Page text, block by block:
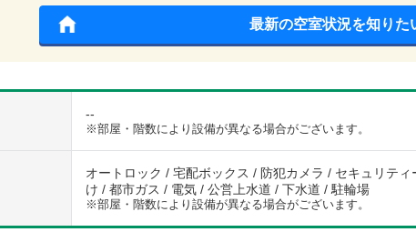
最新の空室状況を知りた
--
※部屋・階数により設備が異なる場合がございます。
オートロック / 宅配ボックス / 防犯カメラ / セキュリテ
け / 都市ガス / 電気 / 公営上水道 / 下水道 / 駐輪場
※部屋・階数により設備が異なる場合がございます。